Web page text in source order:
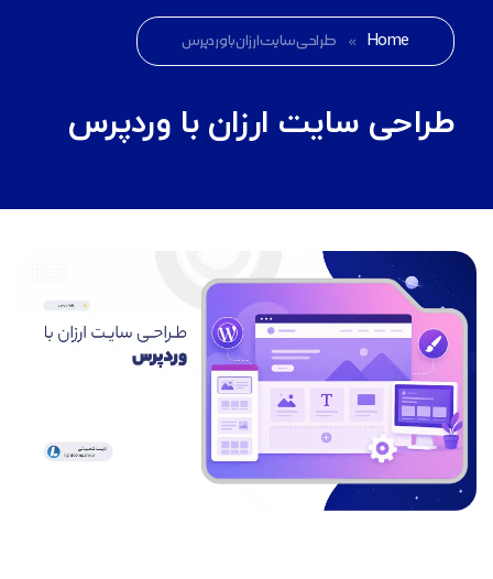
Home
» طراحی سایت ارزان با وردپرس
طراحی سایت ارزان با وردپرس